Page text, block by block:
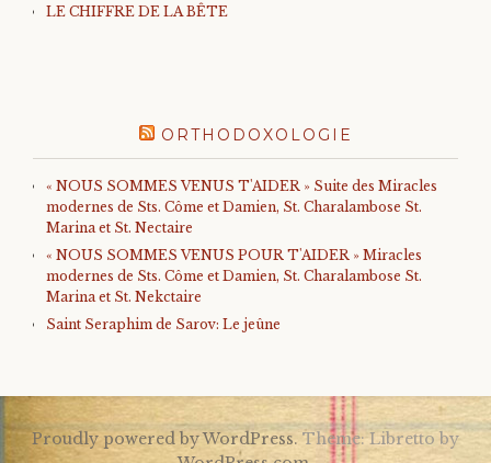
LE CHIFFRE DE LA BÊTE
ORTHODOXOLOGIE
« NOUS SOMMES VENUS T'AIDER » Suite des Miracles
modernes de Sts. Côme et Damien, St. Charalambose St.
Marina et St. Nectaire
« NOUS SOMMES VENUS POUR T'AIDER » Miracles
modernes de Sts. Côme et Damien, St. Charalambose St.
Marina et St. Nekctaire
Saint Seraphim de Sarov: Le jeûne
Proudly powered by WordPress. Theme: Libretto by